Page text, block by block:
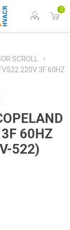
0
SCROLL
220V 3F 60HZ
60HZ
522)